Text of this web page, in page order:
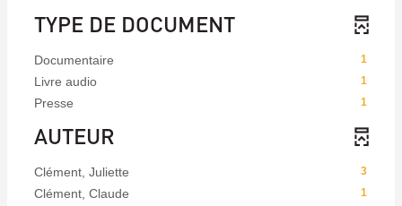
TYPE DE DOCUMENT
1
Documentaire
1
Livre audio
1
Presse
AUTEUR
3
Clément, Juliette
1
Clément, Claude